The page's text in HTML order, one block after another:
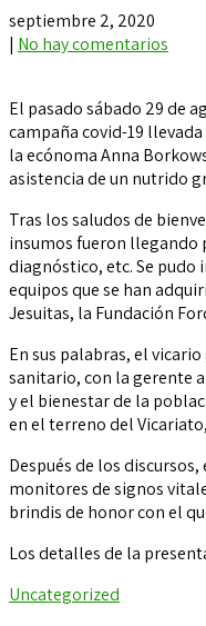
septiembre 2, 2020
| No hay comentarios
El pasado sábado 29 de
campaña covid-19
la ecónoma Anna
asistencia de un nutrido
Tras los saludos de
insumos fueron llegando
diagnóstico, etc. Se
equipos que se han
Jesuitas, la Fundación
En sus palabras, el
sanitario, con la gerente
y el bienestar de la
en el terreno del
Después de los
monitores de signos
brindis de honor con el
Los detalles de la
Uncategorized